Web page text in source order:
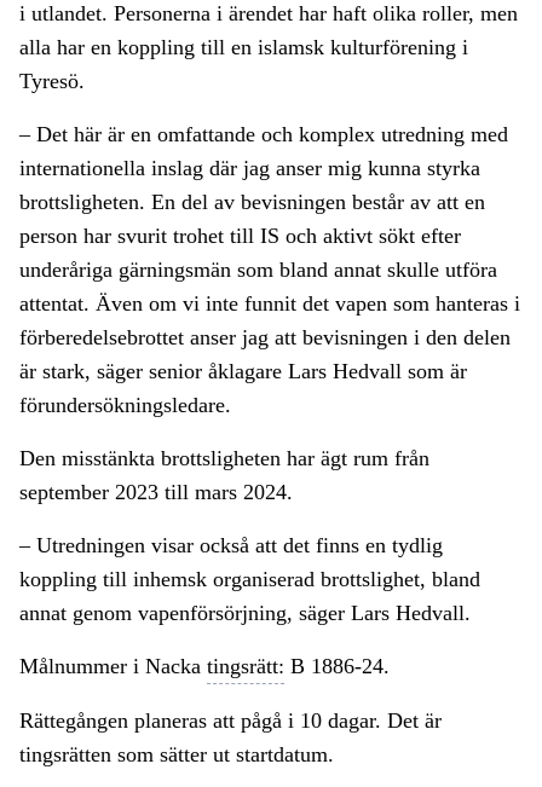
i utlandet. Personerna i ärendet har haft olika roller, men
alla har en koppling till en islamsk kulturförening i
Tyresö.
– Det här är en omfattande och komplex utredning med
internationella inslag där jag anser mig kunna styrka
brottsligheten. En del av bevisningen består av att en
person har svurit trohet till IS och aktivt sökt efter
underåriga gärningsmän som bland annat skulle utföra
attentat. Även om vi inte funnit det vapen som hanteras i
förberedelsebrottet anser jag att bevisningen i den delen
är stark, säger senior åklagare Lars Hedvall som är
förundersökningsledare.
Den misstänkta brottsligheten har ägt rum från
september 2023 till mars 2024.
– Utredningen visar också att det finns en tydlig
koppling till inhemsk organiserad brottslighet, bland
annat genom vapenförsörjning, säger Lars Hedvall.
Målnummer i Nacka tingsrätt: B 1886-24.
Rättegången planeras att pågå i 10 dagar. Det är
tingsrätten som sätter ut startdatum.